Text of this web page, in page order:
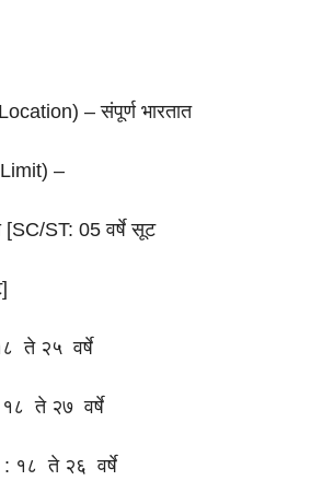
– संपूर्ण भारतात
Limit) –
ST: 05 वर्षे सूट
ते २५ वर्षे
ते २७ वर्षे
१८ ते २६ वर्षे